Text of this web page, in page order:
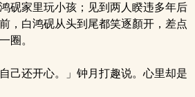
砚家里玩小孩；见到两人睽违多年后
，白鸿砚从头到尾都笑逐顏开，差点
圈。
己还开心。」钟月打趣说。心里却是